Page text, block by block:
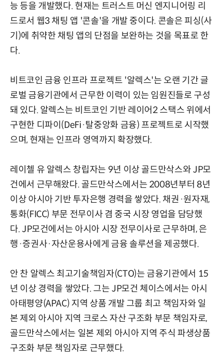
능 등을 개발했다. 현재는 트러스트 머신 엔지니어링 리
드로서 웹3 채팅 앱 '콘솔'을 개발 중이다. 콘솔은 피싱(사
기)에 취약한 채팅 앱의 단점을 보완하는 것을 목표로 한
다.
비트코인 금융 인프라 프로젝트 '알렉스'는 오랜 기간 글
로벌 금융기관에서 근무한 이력이 있는 임원진들로 구성
돼 있다. 알렉스는 비트코인 기반 레이어2 스택스 위에서
구현한 디파이(DeFi·탈중앙화 금융) 프로젝트로 시작했
으며, 현재는 인프라 영역까지 확장했다.
레이첼 유 알렉스 창립자는 9년 이상 골드만삭스와 JP모
건에서 근무해왔다. 골드만삭스에서는 2008년부터 8년
이상 아시아 기반 투자은행 경력을 쌓았다. 채권·원자재,
통화(FICC) 부문 전무이사 겸 중국 시장 영업을 담당했
다. JP모건에서는 아시아 시장 전무이사로 근무하며, 은
행·증권사·자산운용사에게 금융 솔루션을 제공했다.
안 찬 알렉스 최고기술책임자(CTO)는 금융기관에서 15
년 이상 경력을 쌓았다. 그는 JP모건 체이스에서는 아시
아태평양(APAC) 지역 상품 개발 그룹 최고 책임자와 일
본 제외 아시아 지역 크로스 자산 구조화 부문 책임자로,
골드만삭스에서는 일본 제외 아시아 지역 주식 파생상품
구조화 부문 책임자로 근무했다.